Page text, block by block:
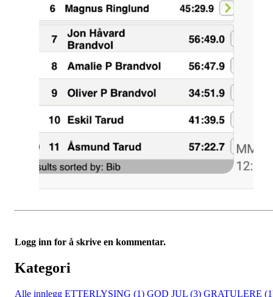
Logg inn for å skrive en kommentar.
Kategori
Alle innlegg ETTERLYSING (1) GOD JUL (3) GRATULERE